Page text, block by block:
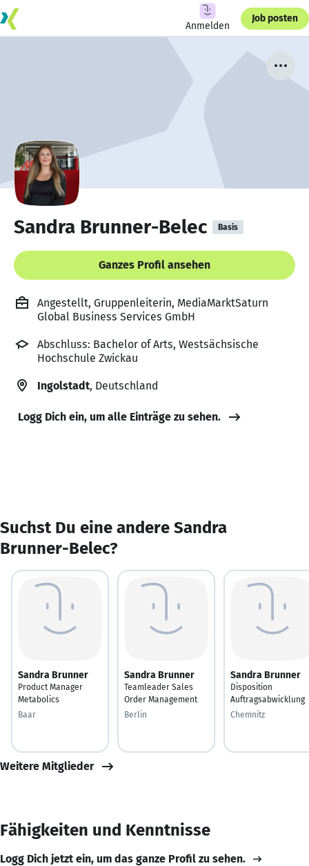
Anmelden
Job posten
Sandra Brunner-Belec Basis
Ganzes Profil ansehen
Angestellt, Gruppenleiterin, MediaMarktSaturn
Global Business Services GmbH
Abschluss: Bachelor of Arts, Westsächsische
Hochschule Zwickau
Ingolstadt, Deutschland
Logg Dich ein, um alle Einträge zu sehen.
Suchst Du eine andere Sandra
Brunner-Belec?
Sandra Brunner
Product Manager
Metabolics
Baar
Sandra Brunner
Teamleader Sales
Order Management
Berlin
Sandra Brunner
Disposition
Auftragsabwicklung
Chemnitz
Weitere Mitglieder
Fähigkeiten und Kenntnisse
Logg Dich jetzt ein, um das ganze Profil zu sehen.